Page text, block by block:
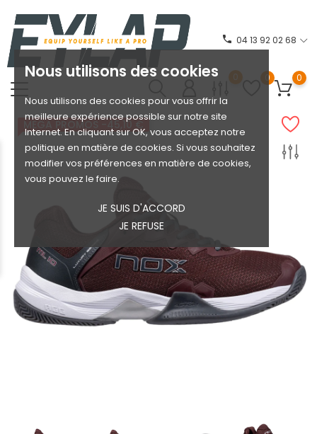
Nous utilisons des cookies
Nous utilisons des cookies pour vous offrir la
meilleure expérience possible sur notre site
Internet. En cliquant sur OK, vous acceptez notre
politique en matière de cookies. Si vous souhaitez
modifier vos préférences en matière de cookies,
vous pouvez le faire.
JE SUIS D'ACCORD
JE REFUSE
phone 04 13 92 02 68
0 0 0
MEGA PROMOS -45,10 €